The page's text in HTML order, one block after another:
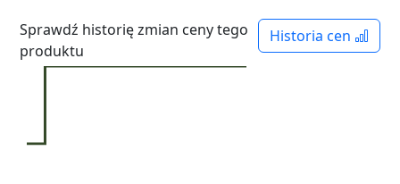
Historia cen
Sprawdź historię zmian ceny tego
produktu